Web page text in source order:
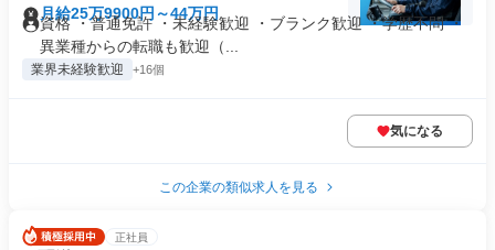
月給25万9900円～44万円
資格 ・普通免許 ・未経験歓迎 ・ブランク歓迎 ・学歴不問 ・
異業種からの転職も歓迎（...
業界未経験歓迎 +16個
気になる
この企業の類似求人を見る
正社員